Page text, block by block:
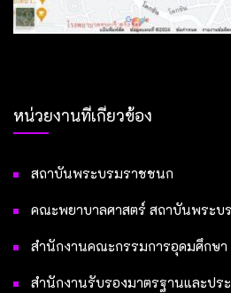
หน่วยงานที่เกี่ยวข้อง
สถาบันพระบรมราชชนก
คณะพยาบาลศาสตร์ สถาบันพระบ
สำนักงานคณะกรรมการอุดมศึกษา
สำนักงานรับรองมาตรฐานและปร